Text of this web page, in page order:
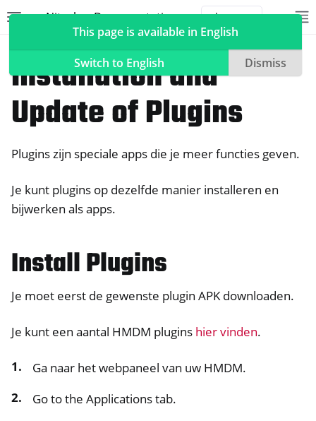
Nitrokey Documentation
navigation of NitroPad, NitroPC
navigation of Headwind MDM (HMDM)
Headwind MDM (HMDM)
Installation and
Update of Plugins
Plugins zijn speciale apps die je meer functies geven.
Je kunt plugins op dezelfde manier installeren en
bijwerken als apps.
Install Plugins
Je moet eerst de gewenste plugin APK downloaden.
Je kunt een aantal HMDM plugins hier vinden.
Ga naar het webpaneel van uw HMDM.
Go to the Applications tab.
This page is available in English
Switch to English
Dismiss